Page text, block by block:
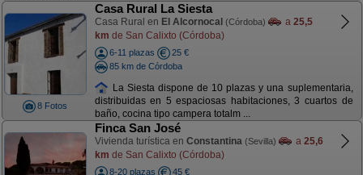
8 Fotos
Casa Rural La Siesta
Casa Rural en El Alcornocal (Córdoba) a 25,5
km de San Calixto (Córdoba)
6-11 plazas
25 €
85 km de Córdoba
La Siesta dispone de 10 plazas y una suplementaria,
distribuidas en 5 espaciosas habitaciones, 3 cuartos de
baño, cocina tipo campera totalm ...
Finca San José
Vivienda turística en Constantina (Sevilla) a 25,6
km de San Calixto (Córdoba)
8-20 plazas 45 €